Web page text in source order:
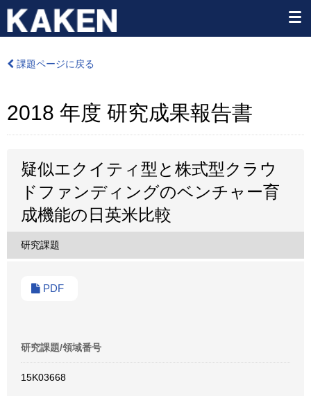
課題ページに戻る
2018 年度 研究成果報告書
疑似エクイティ型と株式型クラウ
ドファンディングのベンチャー育
成機能の日英米比較
研究課題
PDF
研究課題/領域番号
15K03668